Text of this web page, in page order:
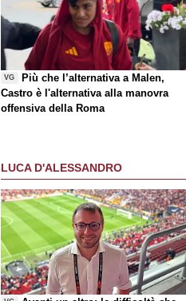
VG
Più che l’alternativa a Malen,
Castro è l'alternativa alla manovra
offensiva della Roma
LUCA D'ALESSANDRO